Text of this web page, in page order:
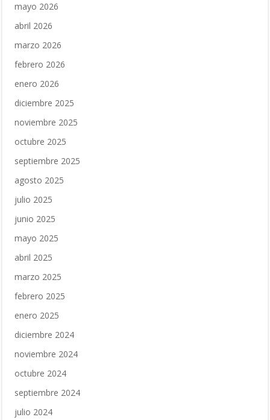
mayo 2026
abril 2026
marzo 2026
febrero 2026
enero 2026
diciembre 2025
noviembre 2025
octubre 2025
septiembre 2025
agosto 2025
julio 2025
junio 2025
mayo 2025
abril 2025
marzo 2025
febrero 2025
enero 2025
diciembre 2024
noviembre 2024
octubre 2024
septiembre 2024
julio 2024